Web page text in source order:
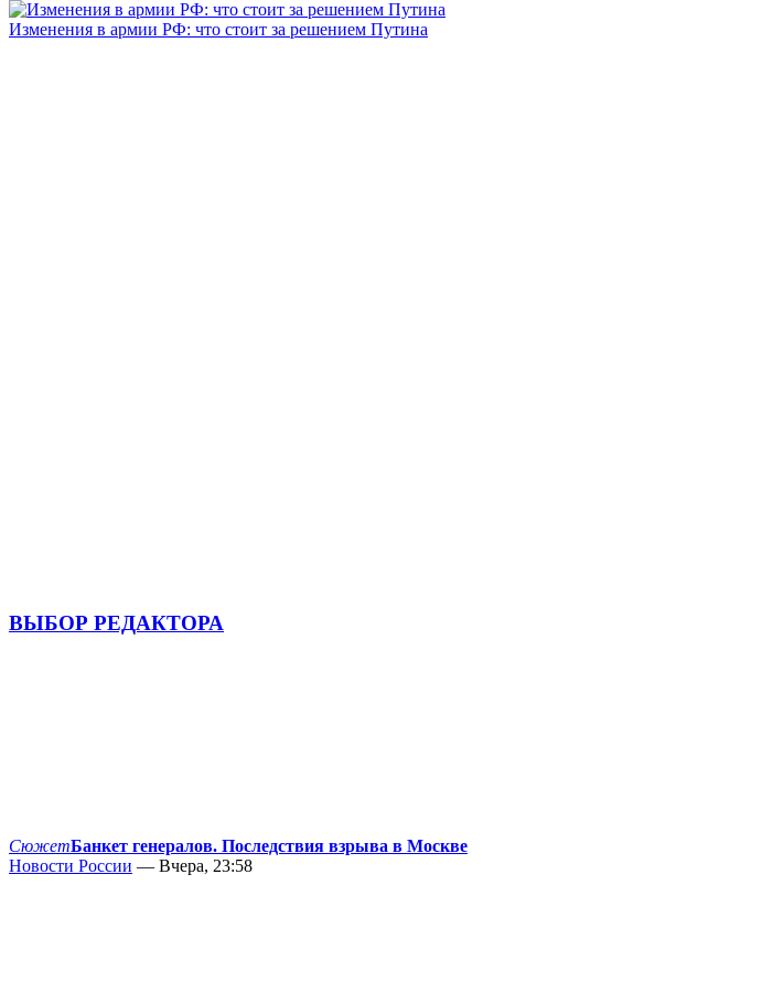
Изменения в армии РФ: что стоит за решением Путина
ВЫБОР РЕДАКТОРА
СюжетБанкет генералов. Последствия взрыва в Москве
Новости России — Вчера, 23:58